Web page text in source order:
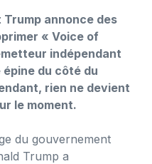
annonce des
« Voice of
indépendant
du côté du
rien ne devient
le moment.
du gouvernement
Trump a